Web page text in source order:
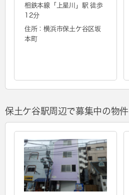
相鉄本線「 上星川
」駅 徒歩
12分
住所：横浜市保土ケ谷区坂
本町
保土ケ谷駅周辺で募集中の物件